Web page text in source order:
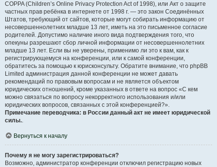
COPPA (Children’s Online Privacy Protection Act of 1998), или Акт о защите
частных прав ребёнка в интернете от 1998 г. — это закон Соединённых
Штатов, требующий от сайтов, которые могут собирать информацию от
несовершеннолетних младше 13 лет, иметь на это письменное согласие
родителей. Допустимо наличие иного вида подтверждения того, что
опекуны разрешают сбор личной информации от несовершеннолетних
младше 13 лет. Если вы не уверены, применимо ли это к вам, как к
регистрирующемуся на конференции, или к самой конференции,
обратитесь за помощью к юрисконсульту. Обратите внимание, что phpBB
Limited администрация данной конференции не может давать
рекомендаций по правовым вопросам и не является объектом
юридических отношений, кроме указанных в ответе на вопрос «С кем
можно связаться по вопросу некорректного использования и/или
юридических вопросов, связанных с этой конференцией?».
Примечание переводчика: в России данный акт не имеет юридической
силы..
Вернуться к началу
Почему я не могу зарегистрироваться?
Возможно, администратор конференции отключил регистрацию новых